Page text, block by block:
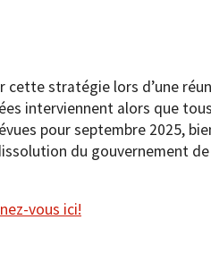
cette stratégie lors d’une
interviennent alors que
pour septembre 2025,
du gouvernement
vous ici!